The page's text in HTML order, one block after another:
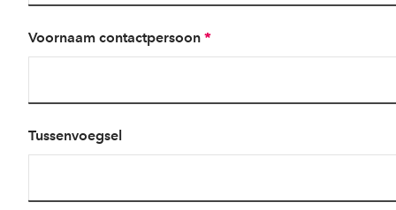
Voornaam contactpersoon *
Tussenvoegsel